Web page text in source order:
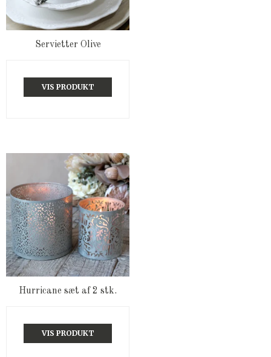
Servietter Olive
VIS PRODUKT
Hurricane sæt af 2 stk.
VIS PRODUKT